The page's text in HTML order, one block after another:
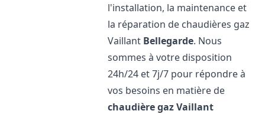
l'installation, la maintenance et
la réparation de chaudières gaz
Vaillant Bellegarde. Nous
sommes à votre disposition
24h/24 et 7j/7 pour répondre à
vos besoins en matière de
chaudière gaz Vaillant